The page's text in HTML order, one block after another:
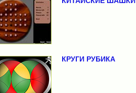
КРУГИ РУБИКА